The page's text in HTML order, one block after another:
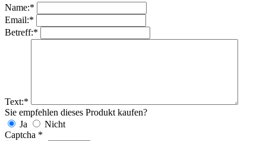
Name:*
Email:*
Betreff:*
Text:*
Sie empfehlen dieses Produkt kaufen?
Ja
Nicht
Captcha *